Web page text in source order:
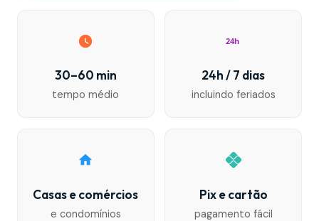
30–60 min
tempo médio
24h
24h / 7 dias
incluindo feriados
Casas e comércios
e condomínios
Pix e cartão
pagamento fácil